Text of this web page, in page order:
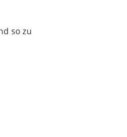
so zu